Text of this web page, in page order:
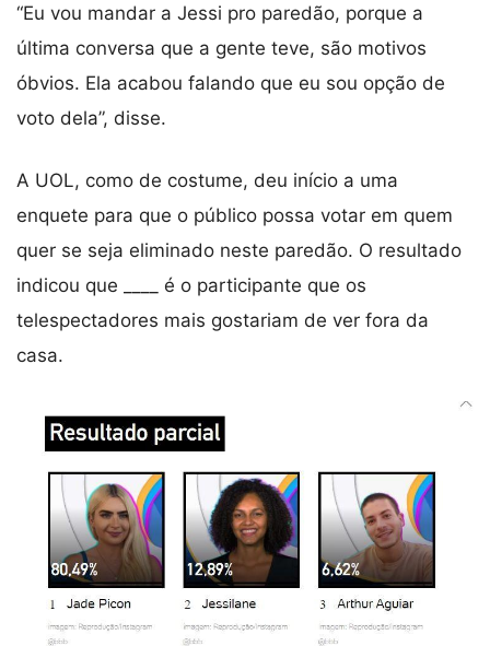
“Eu vou mandar a Jessi pro paredão, porque a
última conversa que a gente teve, são motivos
óbvios. Ela acabou falando que eu sou opção de
voto dela”, disse.
A UOL, como de costume, deu início a uma
enquete para que o público possa votar em quem
quer se seja eliminado neste paredão. O resultado
indicou que ____ é o participante que os
telespectadores mais gostariam de ver fora da
casa.